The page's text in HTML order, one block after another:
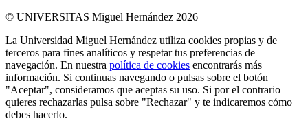
© UNIVERSITAS Miguel Hernández 2026
La Universidad Miguel Hernández utiliza cookies propias y de
terceros para fines analíticos y respetar tus preferencias de
navegación. En nuestra política de cookies encontrarás más
información. Si continuas navegando o pulsas sobre el botón
"Aceptar", consideramos que aceptas su uso. Si por el contrario
quieres rechazarlas pulsa sobre "Rechazar" y te indicaremos cómo
debes hacerlo.